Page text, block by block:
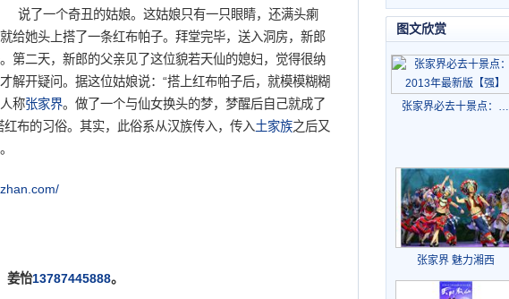
说了一个奇丑的姑娘。这姑娘只有一只眼睛，还满头瘌
给她头上搭了一条红布帕子。拜堂完毕，送入洞房，新郎
第二天，新郎的父亲见了这位貌若天仙的媳妇，觉得很纳
解开疑问。据这位姑娘说：“搭上红布帕子后，就模模糊糊
称张家界。做了一个与仙女换头的梦，梦醒后自己就成了
布的习俗。其实，此俗系从汉族传入，传入土家族之后又
姜怡13787445888。
图文欣赏
张家界必去十景点：…
张家界 魅力湘西